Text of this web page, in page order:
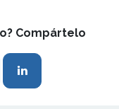
Compártelo